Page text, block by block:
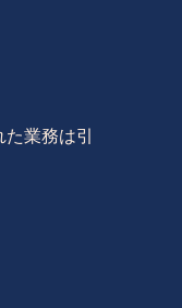
業務は引